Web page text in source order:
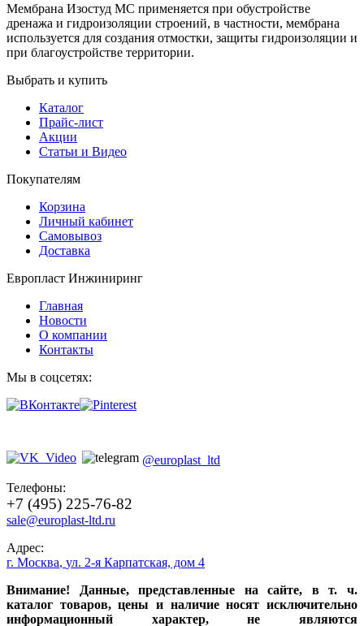
Мембрана Изостуд МС применяется при обустройстве
дренажа и гидроизоляции строений, в частности, мембрана
используется для создания отмостки, защиты гидроизоляции и
при благоустройстве территории.
Выбрать и купить
Каталог
Прайс-лист
Акции
Статьи и Видео
Покупателям
Корзина
Личный кабинет
Самовывоз
Доставка
Европласт Инжиниринг
Главная
Новости
О компании
Контакты
Мы в соцсетях:
@europlast_ltd
Телефоны:
+7 (495) 225-76-82
sale@europlast-ltd.ru
Адрес:
г. Москва, ул. 2-я Карпатская, дом 4
Внимание! Данные, представленные на сайте, в т. ч.
каталог товаров, цены и наличие носят исключительно
информационный характер, не являются